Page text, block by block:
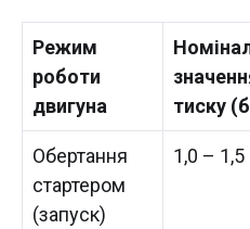
Режим
роботи
двигуна
тиску
Обертання
стартером
(запуск)
1,0 – 1,5